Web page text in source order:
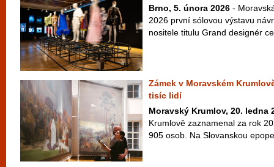
Brno, 5. února 2026 -
2026 první sólovou výstavu
nositele titulu Grand designér
Zámek v Moravském
tisíc lidí
Moravský Krumlov, 20. ledna
Krumlově zaznamenal za rok
905 osob. Na Slovanskou